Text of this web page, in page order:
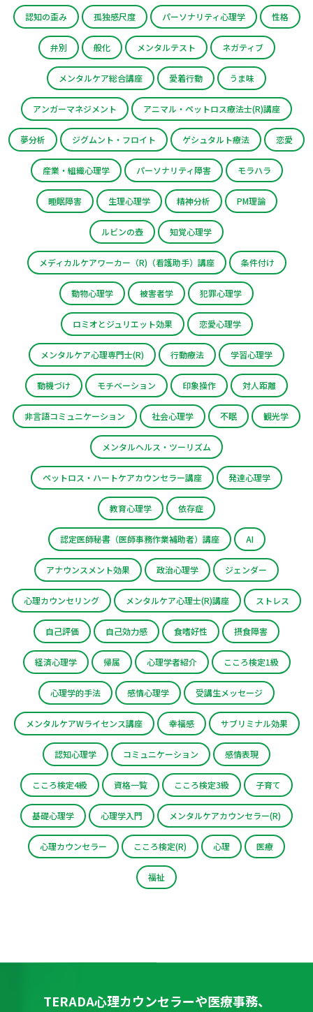
認知の歪み 孤独感尺度 パーソナリティ心理学 性格
弁別 般化 メンタルテスト ネガティブ
メンタルケア総合講座 愛着行動 うま味
アンガーマネジメント アニマル・ペットロス療法士(R)講座
夢分析 ジグムント・フロイト ゲシュタルト療法 恋愛
産業・組織心理学 パーソナリティ障害 モラハラ
睡眠障害 生理心理学 精神分析 PM理論
ルビンの壺 知覚心理学
メディカルケアワーカー（R)（看護助手）講座 条件付け
動物心理学 被害者学 犯罪心理学
ロミオとジュリエット効果 恋愛心理学
メンタルケア心理専門士(R) 行動療法 学習心理学
動機づけ モチベーション 印象操作 対人距離
非言語コミュニケーション 社会心理学 不眠 観光学
メンタルヘルス・ツーリズム
ペットロス・ハートケアカウンセラー講座 発達心理学
教育心理学 依存症
認定医師秘書（医師事務作業補助者）講座 AI
アナウンスメント効果 政治心理学 ジェンダー
心理カウンセリング メンタルケア心理士(R)講座 ストレス
自己評価 自己効力感 食嗜好性 摂食障害
経済心理学 帰属 心理学者紹介 こころ検定1級
心理学的手法 感情心理学 受講生メッセージ
メンタルケアWライセンス講座 幸福感 サブリミナル効果
認知心理学 コミュニケーション 感情表現
こころ検定4級 資格一覧 こころ検定3級 子育て
基礎心理学 心理学入門 メンタルケアカウンセラー(R)
心理カウンセラー こころ検定(R) 心理 医療
福祉
TERADA心理カウンセラーや医療事務、